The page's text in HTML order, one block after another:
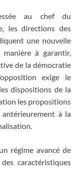
au chef du
les directions des
une nouvelle
à garantir,
de la démocratie
exige le
dispositions de la
les propositions
antérieurement à la
régime avancé de
caractéristiques